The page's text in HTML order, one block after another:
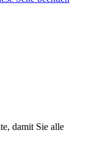
damit Sie alle